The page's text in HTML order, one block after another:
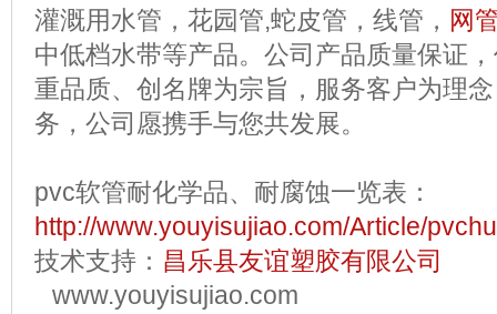
灌溉用水管，花园管,蛇皮管， 线管 ， 网
中低档水带等产品。公司产品质量保证
重品质、创名牌为宗旨，服务客户为理
务，公司愿携手与您共发展。
pvc软管耐化学品、耐腐蚀一览表：
http://www.youyisujiao.com/Article/
技术支持： 昌乐县友谊塑胶有限公司
www.youyisujiao.com